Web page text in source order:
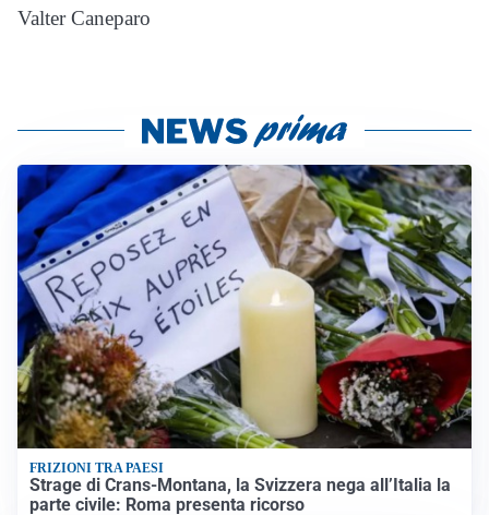
Valter Caneparo
FRIZIONI TRA PAESI
Strage di Crans-Montana, la Svizzera nega all’Italia la
parte civile: Roma presenta ricorso